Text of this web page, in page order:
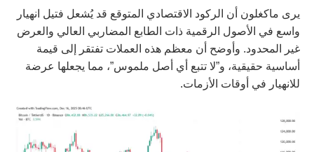
يرى ماكغلون أن الركود الاقتصادي المتوقع قد يُشعل فتيل انهيار
واسع في الأصول الرقمية ذات الطابع المضاربي العالي والعرض
غير المحدود. وأوضح أن معظم هذه العملات تفتقر إلى قيمة
أساسية حقيقية، و”لا تتبع أي أصل ملموس”، مما يجعلها عرضة
للانهيار في أوقات الأزمات.